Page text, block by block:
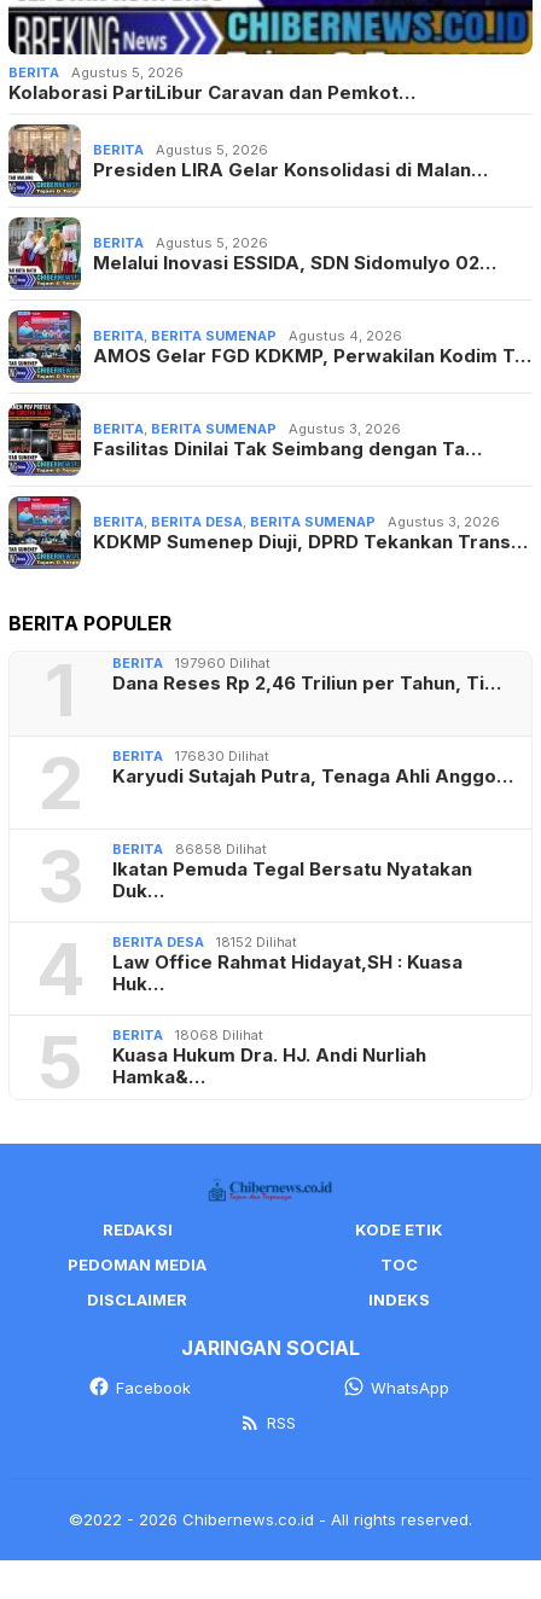
BERITA Agustus 5, 2026
Kolaborasi PartiLibur Caravan dan Pemkot…
BERITA Agustus 5, 2026
Presiden LIRA Gelar Konsolidasi di Malan…
BERITA Agustus 5, 2026
Melalui Inovasi ESSIDA, SDN Sidomulyo 02…
BERITA, BERITA SUMENAP Agustus 4, 2026
AMOS Gelar FGD KDKMP, Perwakilan Kodim T…
BERITA, BERITA SUMENAP Agustus 3, 2026
Fasilitas Dinilai Tak Seimbang dengan Ta…
BERITA, BERITA DESA, BERITA SUMENAP Agustus 3, 2026
KDKMP Sumenep Diuji, DPRD Tekankan Trans…
BERITA POPULER
1 BERITA 197960 Dilihat
Dana Reses Rp 2,46 Triliun per Tahun, Ti…
2 BERITA 176830 Dilihat
Karyudi Sutajah Putra, Tenaga Ahli Anggo…
3 BERITA 86858 Dilihat
Ikatan Pemuda Tegal Bersatu Nyatakan
Duk…
4 BERITA DESA 18152 Dilihat
Law Office Rahmat Hidayat,SH : Kuasa
Huk…
5 BERITA 18068 Dilihat
Kuasa Hukum Dra. HJ. Andi Nurliah
Hamka&…
REDAKSI
KODE ETIK
PEDOMAN MEDIA
TOC
DISCLAIMER
INDEKS
JARINGAN SOCIAL
Facebook
WhatsApp
RSS
©2022 - 2026 Chibernews.co.id - All rights reserved.